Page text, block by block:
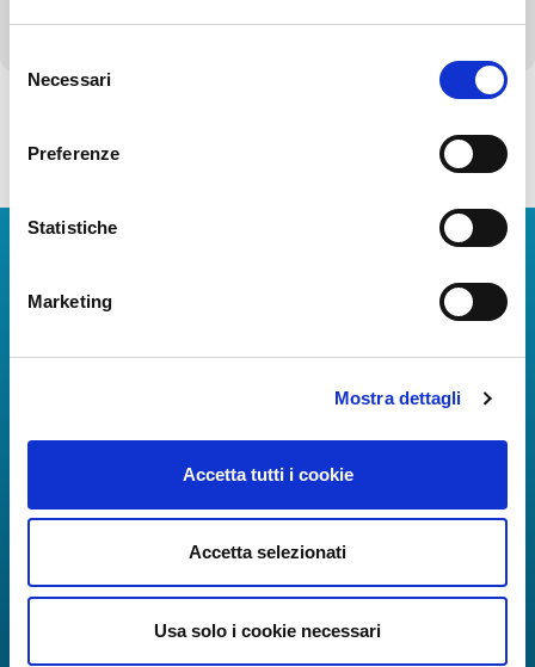
delNecessari
Preferenze
Statistiche
Marketing
Mostra dettagli
Accetta tutti i cookie
Accetta selezionati
Usa solo i cookie necessari
La Guida dei Servizi dell'Aeroporto Internazionale di
numeri utili per rendere la tua esperienza